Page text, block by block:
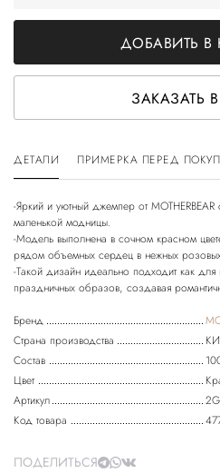
ДОБАВИТЬ В
ЗАКАЗАТЬ
ДЕТАЛИ ПРИМЕРКА ПЕРЕД
-Яркий и уютный джемпер от
маленькой модницы.
-Модель выполнена в сочном красном
рядом объемных сердец в нежных розовых
-Такой дизайн идеально подходит как
Бренд
Страна производства
Состав
Цвет
Артикул
Код товара
ПОДЕЛИТЬСЯ